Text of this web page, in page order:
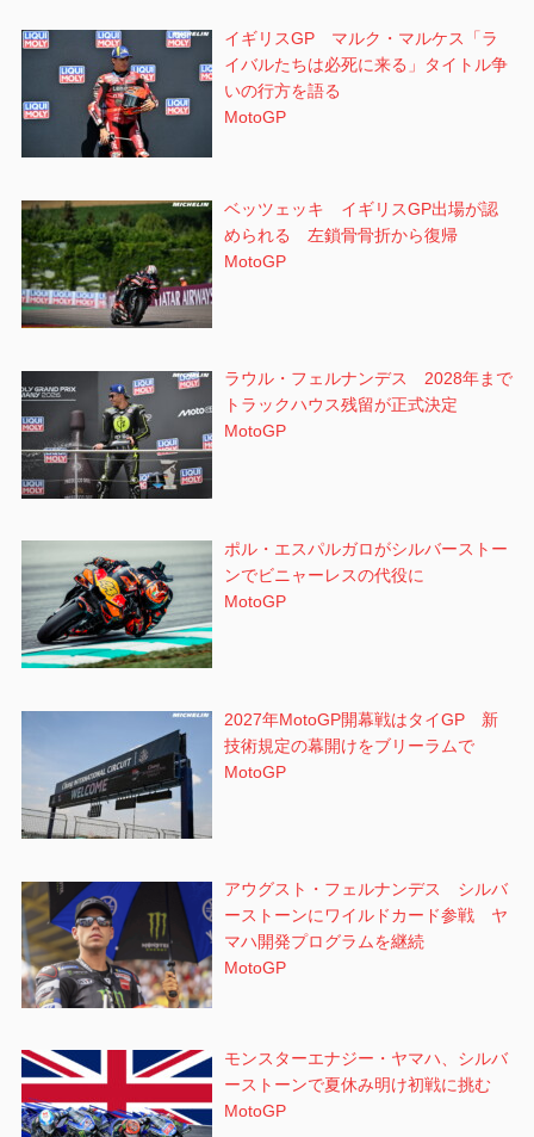
イギリスGP マルク・マルケス「ラ
イバルたちは必死に来る」タイトル争
いの行方を語る
MotoGP
ベッツェッキ イギリスGP出場が認
められる 左鎖骨骨折から復帰
MotoGP
ラウル・フェルナンデス 2028年まで
トラックハウス残留が正式決定
MotoGP
ポル・エスパルガロがシルバーストー
ンでビニャーレスの代役に
MotoGP
2027年MotoGP開幕戦はタイGP 新
技術規定の幕開けをブリーラムで
MotoGP
アウグスト・フェルナンデス シルバ
ーストーンにワイルドカード参戦 ヤ
マハ開発プログラムを継続
MotoGP
モンスターエナジー・ヤマハ、シルバ
ーストーンで夏休み明け初戦に挑む
MotoGP